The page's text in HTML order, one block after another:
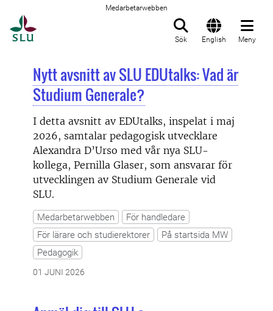
Medarbetarwebben
Sök English Meny
Nytt avsnitt av SLU EDUtalks: Vad är
Studium Generale?
I detta avsnitt av EDUtalks, inspelat i maj
2026, samtalar pedagogisk utvecklare
Alexandra D’Urso med vår nya SLU-
kollega, Pernilla Glaser, som ansvarar för
utvecklingen av Studium Generale vid
SLU.
Medarbetarwebben
För handledare
För lärare och studierektorer
På startsida MW
Pedagogik
01 JUNI 2026